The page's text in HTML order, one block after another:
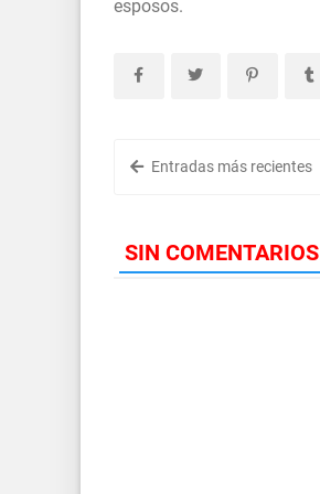
esposos.
Entradas más recientes
SIN COMENTARIOS